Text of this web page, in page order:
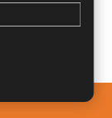
y la